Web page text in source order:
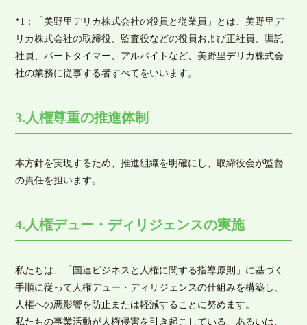
*1：「美野里デリカ株式会社の役員と従業員」とは、美野里デ
リカ株式会社の取締役、監査役などの役員および正社員、嘱託
社員、パートタイマー、アルバイトなど、美野里デリカ株式会
社の業務に従事する者すべてをいいます。
3.人権尊重の推進体制
本方針を実現するため、推進組織を明確にし、取締役会が監督
の責任を担います。
4.人権デュー・ディリジェンスの実施
私たちは、「国連ビジネスと人権に関する指導原則」に基づく
手順に従って人権デュー・ディリジェンスの仕組みを構築し、
人権への悪影響を防止または軽減することに努めます。
私たちの事業活動が人権侵害を引き起こしている、あるいは、